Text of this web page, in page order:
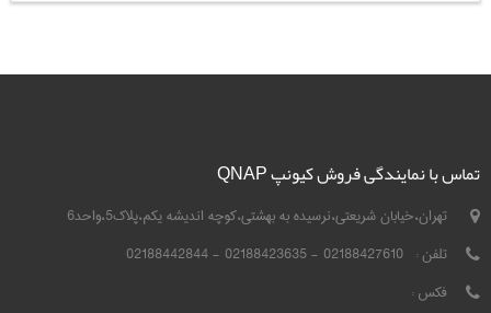
تماس با نمایندگی فروش کیونپ QNAP
تهران،خیابان شریعتی،نرسیده به بهشتی،کوچه اندیشه یکم،پلاک5،واحد6
تلفن : 02188427610 - 02188423635 - 02188442844
فکس :